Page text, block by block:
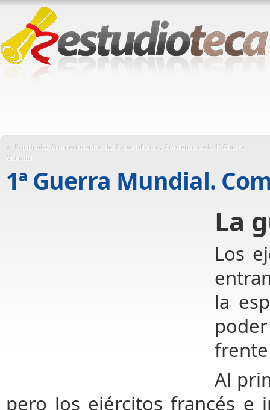
« Principales Acontecimientos del Imperialismo y Comienzo de la 1ª Guerra
Mundial
1ª Guerra Mundial.
La
Los
la
Al
pero los ejércitos francés e